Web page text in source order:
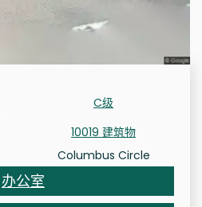
C级
10019 建筑物
Columbus Circle
办公室